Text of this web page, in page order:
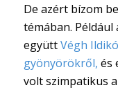
De azért bízom
témában.
együttVégh
gyönyörökről, és
volt szimpatikus